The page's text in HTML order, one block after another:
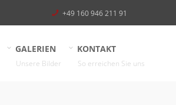
+49 160 946 211 91
GALERIEN
Unsere Bilder
KONTAKT
So erreichen Sie uns